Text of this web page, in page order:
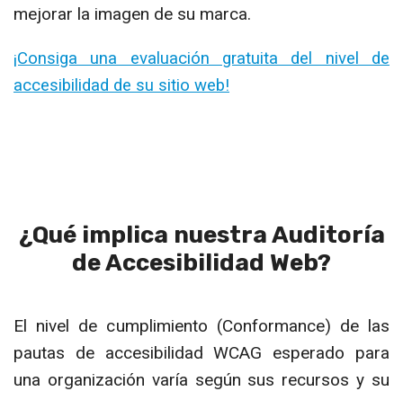
mejorar la imagen de su marca.
¡Consiga una evaluación gratuita del nivel de
accesibilidad de su sitio web!
¿Qué implica nuestra Auditoría
de Accesibilidad Web?
El nivel de cumplimiento (Conformance) de las
pautas de accesibilidad WCAG esperado para
una organización varía según sus recursos y su